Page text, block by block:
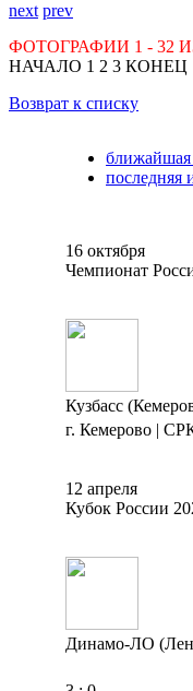
next prev
ФОТОГРАФИИ 1 - 32
НАЧАЛО 1 2 3 КОНЕЦ
Возврат к списку
ближайшая
последняя
16 октября
Чемпионат
Кузбасс
г. Кемерово |
12 апреля
Кубок России
Динамо-ЛО